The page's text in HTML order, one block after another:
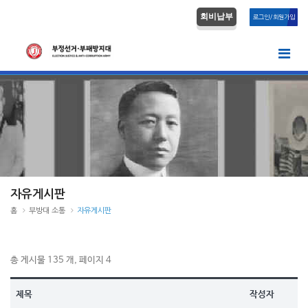
회비납부 로그인/회원가입
자유게시판
홈 부방대 소통 자유게시판
총 게시물 135 개, 페이지 4
제목 작성자